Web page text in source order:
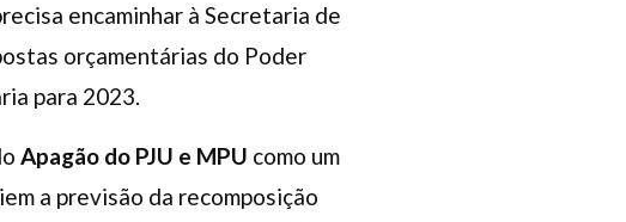
encaminhar à Secretaria de
orçamentárias do Poder
para 2023.
Apagão do PJU e MPU como um
a previsão da recomposição